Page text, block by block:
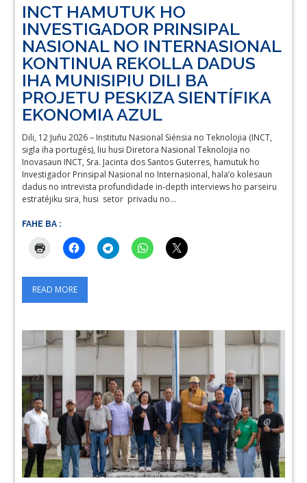
INCT HAMUTUK HO
INVESTIGADOR PRINSIPAL
NASIONAL NO INTERNASIONAL
KONTINUA REKOLLA DADUS
IHA MUNISIPIU DILI BA
PROJETU PESKIZA SIENTÍFIKA
EKONOMIA AZUL
Dili, 12 Juñu 2026 – Institutu Nasional Siénsia no Teknolojia (INCT,
sigla iha portugés), liu husi Diretora Nasional Teknolojia no
Inovasaun INCT, Sra. Jacinta dos Santos Guterres, hamutuk ho
Investigador Prinsipal Nasional no Internasional, hala’o kolesaun
dadus no intrevista profundidade in-depth interviews ho parseiru
estratéjiku sira, husi setor privadu no…
FAHE BA :
READ MORE